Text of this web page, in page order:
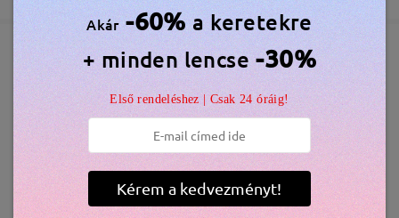
véleményt
Írjon egy véleményt
Elküldve
szállítási idő
5-7 munkanap
részletek
Kiszállítva
Hasonló keretek
Akár -60% a keretekre
+ minden lencse -30%
Első rendeléshez | Csak 24 óráig!
Kérem a kedvezményt!